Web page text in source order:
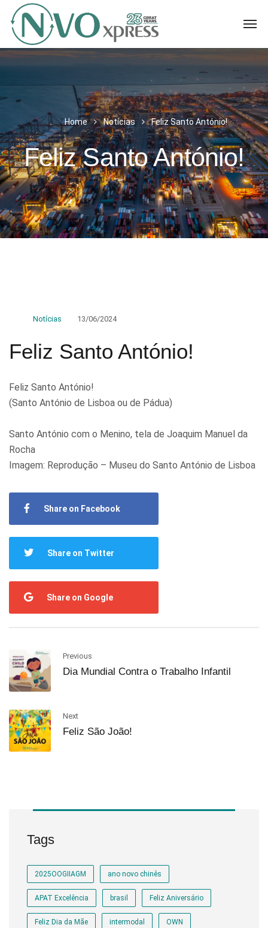
Home Notícias Feliz Santo António!
Feliz Santo António!
Notícias 13/06/2024
Feliz Santo António!
Feliz Santo António!
(Santo António de Lisboa ou de Pádua)
Santo António com o Menino, tela de Joaquim Manuel da
Rocha
Imagem: Reprodução – Museu do Santo António de Lisboa
Share on Facebook
Share on Twitter
Share on Google
Previous
Dia Mundial Contra o Trabalho Infantil
Next
Feliz São João!
Tags
2025OOGIIAGM ano novo chinês
APAT Excelência brasil Feliz Aniversário
Feliz Dia da Mãe intermodal OWN